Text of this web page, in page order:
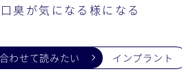
口臭が気になる様になる
インプラント